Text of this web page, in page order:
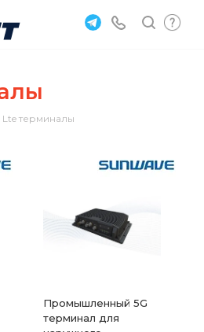
Lte терминалы
Промышленный 5G
терминал для